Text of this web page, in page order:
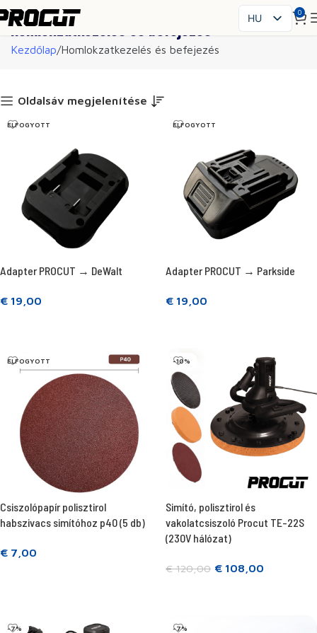
HU
IT
UK
RO
DE
0
Homlokzatkezelés és befejezés
Kezdőlap Homlokzatkezelés és befejezés
Oldalsáv megjelenítése
ELFOGYOTT
Adapter PROCUT → DeWalt
€ 19,00
ELFOGYOTT
Adapter PROCUT → Parkside
€ 19,00
ELFOGYOTT
Csiszolópapír polisztirol
habszivacs simítóhoz p40 (5 db)
€ 7,00
-10%
Simító, polisztirol és
vakolatcsiszoló Procut TE-22S
(230V hálózat)
€120,00 € 108,00
-7%
-7%